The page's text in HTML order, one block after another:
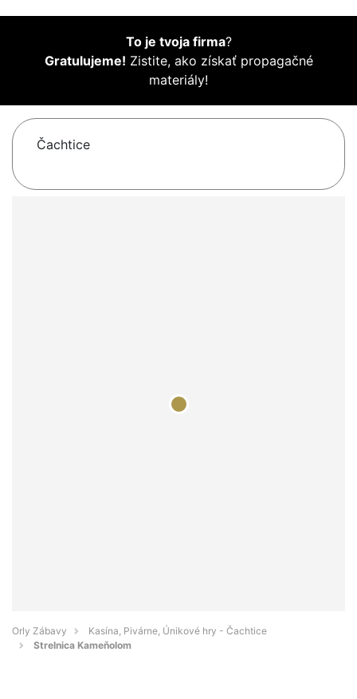
To je tvoja firma?
Gratulujeme! Zistite, ako získať propagačné
materiály!
Čachtice
Orly Zábavy
Kasína, Pivárne, Únikové hry - Čachtice
Strelnica Kameňolom